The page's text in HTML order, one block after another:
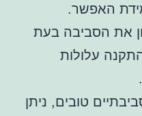
האפשר.
את הסביבה בעת
עלולות
טובים, ניתן